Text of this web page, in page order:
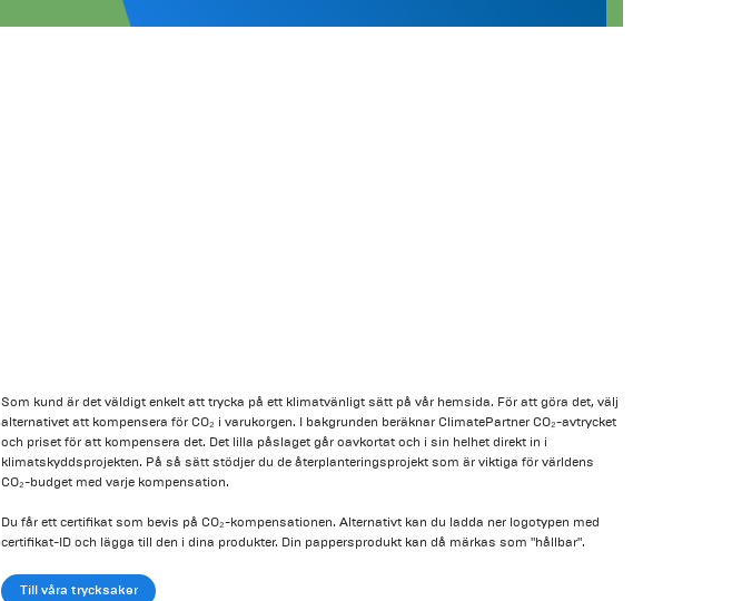
Som kund är det väldigt enkelt att trycka på ett klimatvänligt sätt på vår hemsida. För att göra det, välj
alternativet att kompensera för CO₂ i varukorgen. I bakgrunden beräknar ClimatePartner CO₂-avtrycket
och priset för att kompensera det. Det lilla påslaget går oavkortat och i sin helhet direkt in i
klimatskyddsprojekten. På så sätt stödjer du de återplanteringsprojekt som är viktiga för världens
CO₂-budget med varje kompensation.
Du får ett certifikat som bevis på CO₂-kompensationen. Alternativt kan du ladda ner logotypen med
certifikat-ID och lägga till den i dina produkter. Din pappersprodukt kan då märkas som "hållbar".
Till våra trycksaker